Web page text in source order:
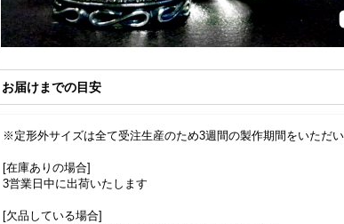
お届けまでの目安
※定形外サイズは全て受注生産のため3週間の製作期間をいただ
[在庫ありの場合]
3営業日中に出荷いたします
[欠品している場合]